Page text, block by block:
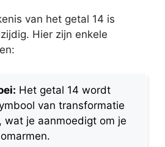
van het getal 14 is
Hier zijn enkele
Het getal 14 wordt
van transformatie
, wat je aanmoedigt om je